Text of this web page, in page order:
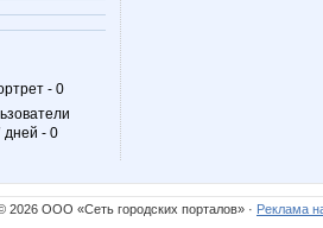
- 0
дней - 0
2026 ООО «Сеть городских порталов» · Реклама